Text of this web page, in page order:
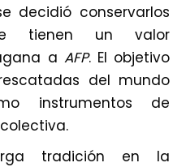
decidió conservarlos
tienen un valor
a AFP. El objetivo
del mundo
instrumentos de
tradición en la